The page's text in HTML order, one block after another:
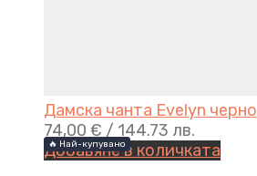
🔥 Най-купувано
Дамска чанта Evelyn черно
74,00 € / 144.73 лв.
🔥 Най-купувано
Добавяне в количката